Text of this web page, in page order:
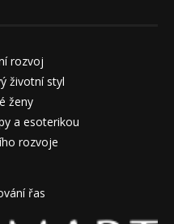
rozvoj
životní styl
ženy
a esoterikou
rozvoje
řas